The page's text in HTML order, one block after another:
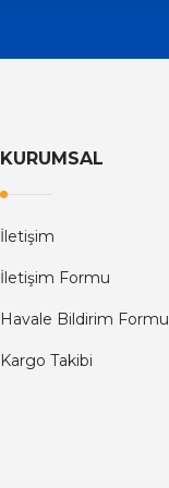
KURUMSAL
İletişim
İletişim Formu
Havale Bildirim Formu
Kargo Takibi